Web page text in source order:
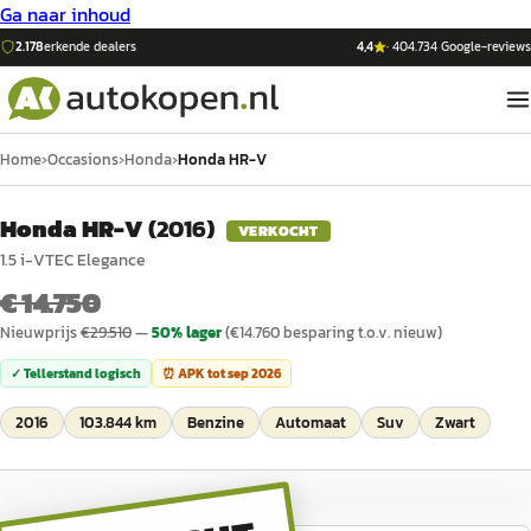
Ga naar inhoud
2.178erkende dealers 4,4 ·404.734Google-reviews
Home›Occasions›Honda›Honda HR-V
Honda HR-V(2016) VERKOCHT
1.5 i-VTEC Elegance
€ 14.750
Nieuwprijs€29.510—50% lager(€14.760besparing t.o.v. nieuw)
✓ Tellerstand logisch ⏰ APK totsep 2026
2016 103.844 km Benzine Automaat Suv Zwart